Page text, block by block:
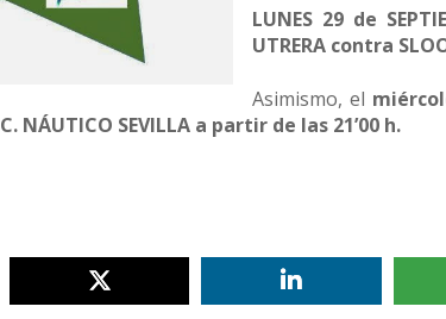
LUNES 29 de
UTRERA contra
Asimismo, el
C. NÁUTICO SEVILLA a partir de las 21’00 h.